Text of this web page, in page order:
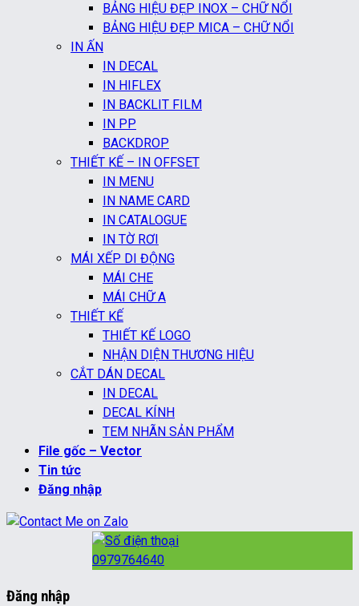
BẢNG HIỆU ĐẸP INOX – CHỮ NỔI
BẢNG HIỆU ĐẸP MICA – CHỮ NỔI
IN ẤN
IN DECAL
IN HIFLEX
IN BACKLIT FILM
IN PP
BACKDROP
THIẾT KẾ – IN OFFSET
IN MENU
IN NAME CARD
IN CATALOGUE
IN TỜ RƠI
MÁI XẾP DI ĐỘNG
MÁI CHE
MÁI CHỮ A
THIẾT KẾ
THIẾT KẾ LOGO
NHẬN DIỆN THƯƠNG HIỆU
CẮT DÁN DECAL
IN DECAL
DECAL KÍNH
TEM NHÃN SẢN PHẨM
File gốc – Vector
Tin tức
Đăng nhập
0979764640
Đăng nhập